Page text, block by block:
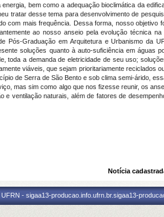
bem como a adequação bioclimática da
tratar desse tema para desenvolvimento de
com mais frequência. Dessa forma, nosso objetivo
ao nosso anseio pela evolução técnica
Pós-Graduação em Arquitetura e Urbanismo da
soluções quanto à auto-suficiência em águas
toda a demanda de eletricidade de seu uso;
viáveis, que sejam prioritariamente reciclados
de Serra de São Bento e sob clima semi-árido,
mas sim como algo que nos fizesse reunir, os
ventilação naturais, além de fatores de
Notícia
- sigaa13-producao.info.ufrn.br.sigaa13-